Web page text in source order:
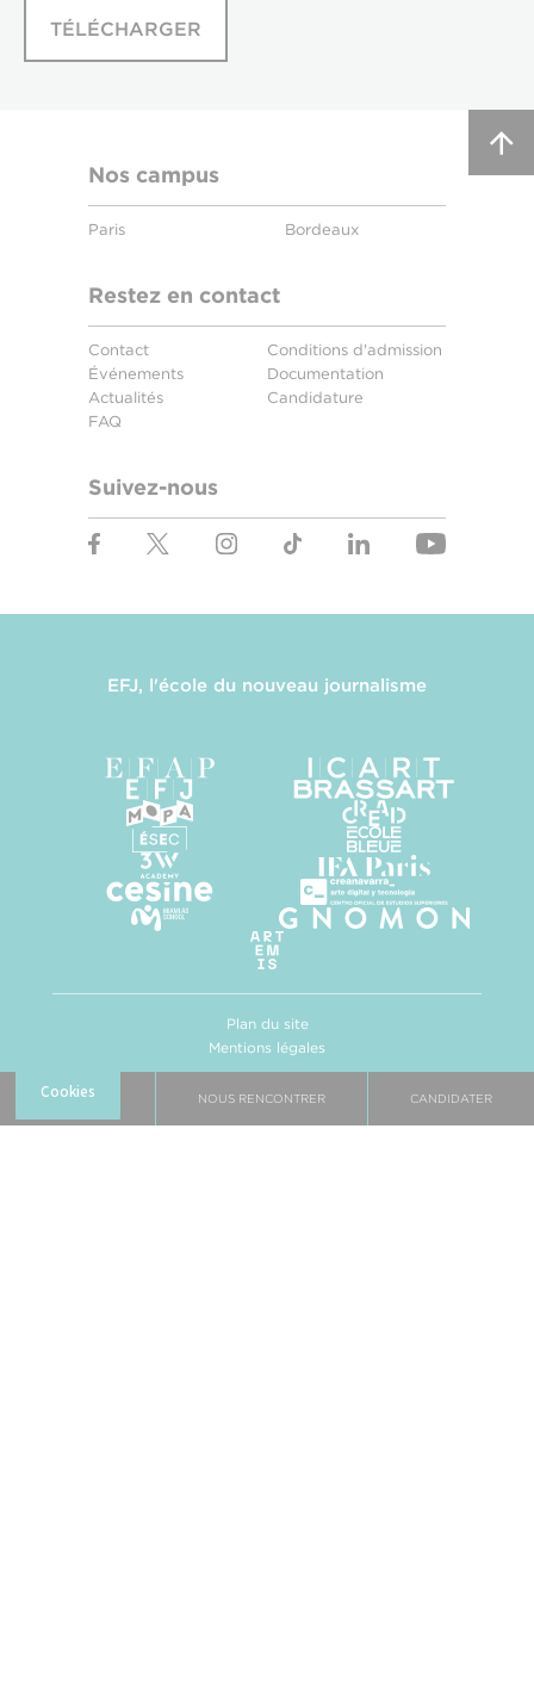
BROCHURE NOUS RENCONTRER CANDIDATER
TÉLÉCHARGER
Nos campus
Paris Bordeaux
Restez en contact
Contact
Événements
Actualités
FAQ
Conditions d'admission
Documentation
Candidature
Suivez-nous
EFJ, l'école du nouveau journalisme
Plan du site
Mentions légales
Politique de confidentialité
Gestion des cookies